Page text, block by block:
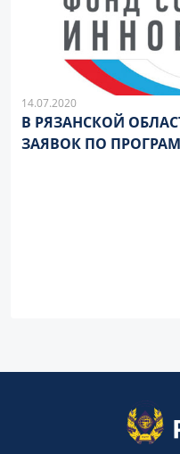
14.07.2020
В РЯЗАНСКОЙ
ЗАЯВОК ПО